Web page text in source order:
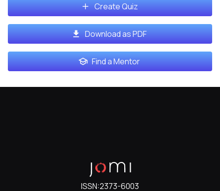
Create Quiz
Download as PDF
Find a Mentor
ISSN:2373-6003